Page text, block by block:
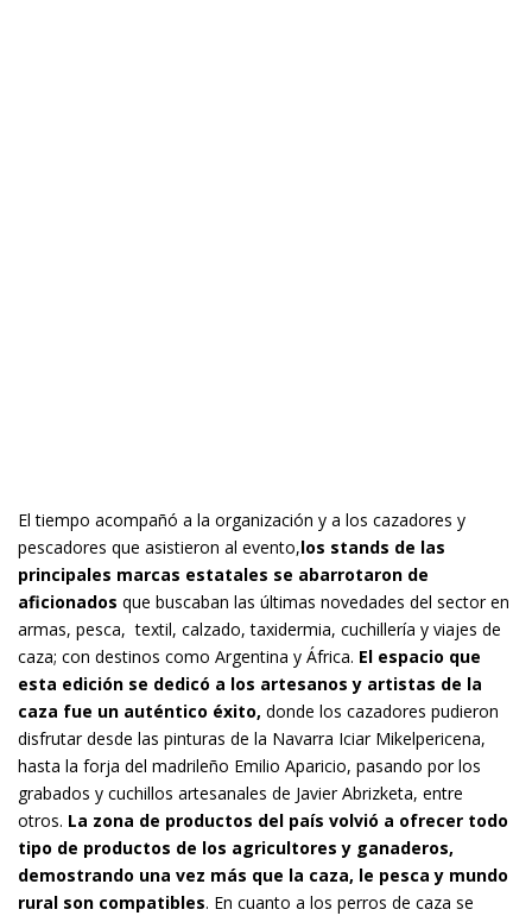
El tiempo acompañó a la organización y a los cazadores y
pescadores que asistieron al evento,los stands de las
principales marcas estatales se abarrotaron de
aficionados que buscaban las últimas novedades del sector en
armas, pesca, textil, calzado, taxidermia, cuchillería y viajes de
caza; con destinos como Argentina y África. El espacio que
esta edición se dedicó a los artesanos y artistas de la
caza fue un auténtico éxito, donde los cazadores pudieron
disfrutar desde las pinturas de la Navarra Iciar Mikelpericena,
hasta la forja del madrileño Emilio Aparicio, pasando por los
grabados y cuchillos artesanales de Javier Abrizketa, entre
otros. La zona de productos del país volvió a ofrecer todo
tipo de productos de los agricultores y ganaderos,
demostrando una vez más que la caza, le pesca y mundo
rural son compatibles. En cuanto a los perros de caza se